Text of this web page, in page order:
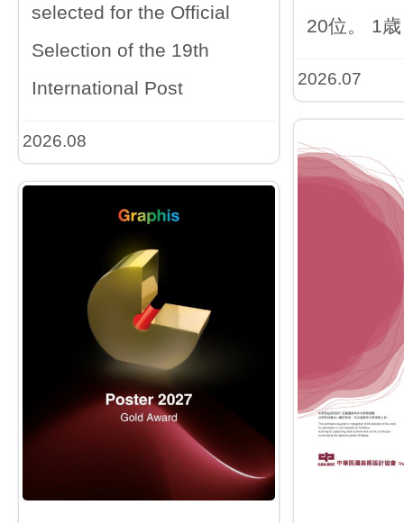
selected for the Official
Selection of the 19th
International Post
2026.08
20位。 1歳
2026.07